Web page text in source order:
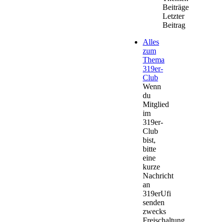
Beiträge
Letzter
Beitrag
Alles
zum
Thema
319er-
Club
Wenn
du
Mitglied
im
319er-
Club
bist,
bitte
eine
kurze
Nachricht
an
319erUfi
senden
zwecks